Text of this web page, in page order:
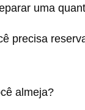
uma
precisa
almeja?